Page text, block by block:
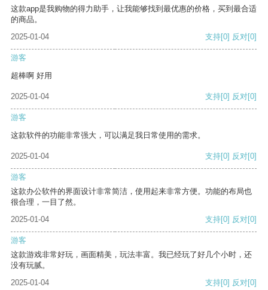
这款app是我购物的得力助手，让我能够找到最优惠的价格，买到最合适
的商品。
2025-01-04
支持[0] 反对[0]
游客
超棒啊 好用
2025-01-04 支持[0] 反对[0]
游客
这款软件的功能非常强大，可以满足我日常使用的需求。
2025-01-04 支持[0] 反对[0]
游客
这款办公软件的界面设计非常简洁，使用起来非常方便。功能的布局也
很合理，一目了然。
2025-01-04
支持[0] 反对[0]
游客
这款游戏非常好玩，画面精美，玩法丰富。我已经玩了好几个小时，还
没有玩腻。
2025-01-04
支持[0] 反对[0]